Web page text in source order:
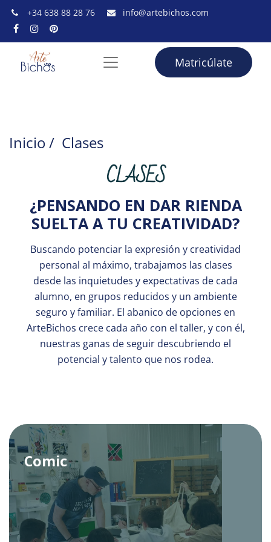
+34 638 88 28 76 info@artebichos.com
Matricúlate
Inicio/ Clases
CLASES
¿PENSANDO EN DAR RIENDA
SUELTA A TU CREATIVIDAD?
Buscando potenciar la expresión y creatividad
personal al máximo, trabajamos las clases
desde las inquietudes y expectativas de cada
alumno, en grupos reducidos y un ambiente
seguro y familiar. El abanico de opciones en
ArteBichos crece cada año con el taller, y con él,
nuestras ganas de seguir descubriendo el
potencial y talento que nos rodea.
Comic